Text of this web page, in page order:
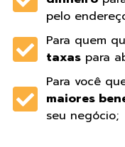
pelo
Para quem
taxas para
Para você
maiores
seu negócio;